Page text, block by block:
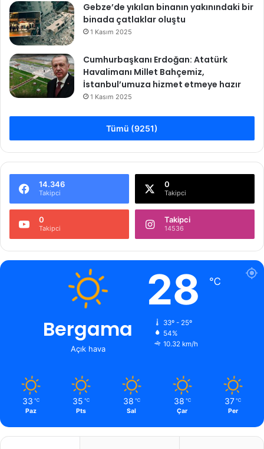
Gebze’de yıkılan binanın yakınındaki bir
binada çatlaklar oluştu
1 Kasım 2025
Cumhurbaşkanı Erdoğan: Atatürk
Havalimanı Millet Bahçemiz,
İstanbul’umuza hizmet etmeye hazır
1 Kasım 2025
Tümü (9251)
14.346
Takipci
0
Takipci
0
Takipci
Takipci
14536
Bergama
Açık hava
28 ℃
33º - 25º
54%
10.32 km/h
33 ℃
Paz
35 ℃
Pts
38 ℃
Sal
38 ℃
Çar
37 ℃
Per